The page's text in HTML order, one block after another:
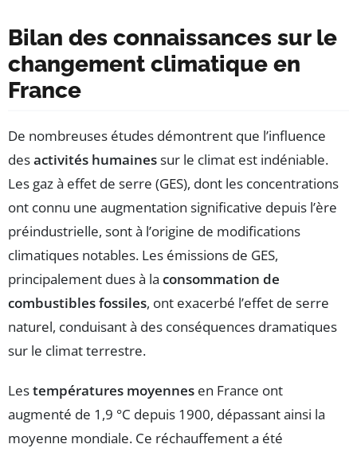
Bilan des connaissances sur le
changement climatique en
France
De nombreuses études démontrent que l’influence
desactivités humainessur le climat est indéniable.
Les gaz à effet de serre (GES), dont les concentrations
ont connu une augmentation significative depuis l’ère
préindustrielle, sont à l’origine de modifications
climatiques notables. Les émissions de GES,
principalement dues à la consommation de
combustibles fossiles, ont exacerbé l’effet de serre
naturel, conduisant à des conséquences dramatiques
sur le climat terrestre.
Lestempératures moyennes en France ont
augmenté de 1,9 °C depuis 1900, dépassant ainsi la
moyenne mondiale. Ce réchauffement a été